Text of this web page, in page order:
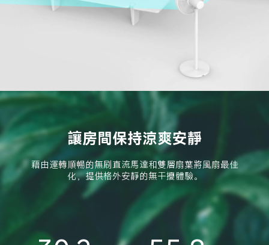
讓房間保持涼爽安靜
藉由運轉順暢的無刷直流馬達和雙層扇葉將風扇最佳
化，提供格外安靜的無干擾體驗。